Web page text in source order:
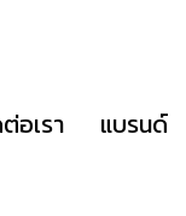
อเรา แบรนด์